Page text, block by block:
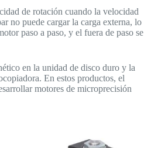
de rotación cuando la velocidad
no puede cargar la carga externa, lo
paso a paso, y el fuera de paso se
en la unidad de disco duro y la
En estos productos, el
motores de microprecisión